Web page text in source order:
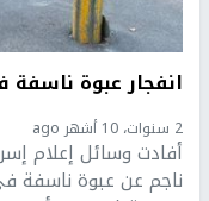
انفجار عبوة
2 سنوات، 10 أشهر ago
أفادت وسائل إعلام
ناجم عن عبوة ناسفة